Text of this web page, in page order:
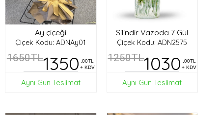
Ay çiçeği
Çiçek Kodu: ADNAy01
1650TL1350
,00TL
+ KDV
Aynı Gün Teslimat
Silindir Vazoda 7 Gül
Çiçek Kodu: ADN2575
1250TL1030
,00TL
+ KDV
Aynı Gün Teslimat